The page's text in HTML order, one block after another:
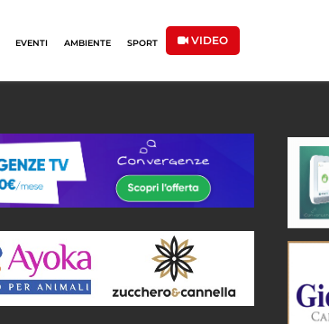
EVENTI AMBIENTE SPORT VIDEO